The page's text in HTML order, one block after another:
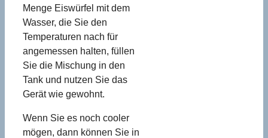
Menge Eiswürfel mit dem
Wasser, die Sie den
Temperaturen nach für
angemessen halten, füllen
Sie die Mischung in den
Tank und nutzen Sie das
Gerät wie gewohnt.
Wenn Sie es noch cooler
mögen, dann können Sie in